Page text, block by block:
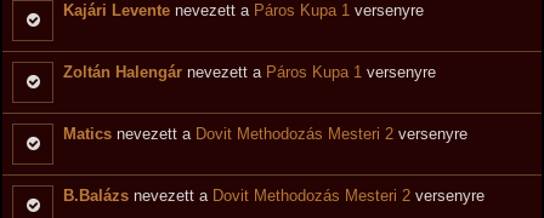
Kajári Levente nevezett a Páros Kupa 1 versenyre
Zoltán Halengár nevezett a Páros Kupa 1 versenyre
Matics nevezett a Dovit Methodozás Mesteri 2 versenyre
B.Balázs nevezett a Dovit Methodozás Mesteri 2 versenyre